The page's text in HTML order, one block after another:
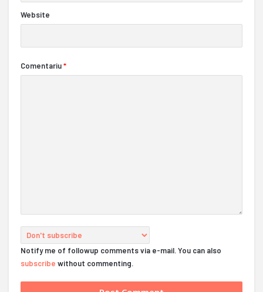
Website
Comentariu*
Notify me of followup comments via e-mail. You can also
subscribe without commenting.